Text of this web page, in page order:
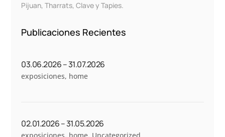
Pijuan, Tharrats, Clave y Tapies.
Publicaciones Recientes
03.06.2026 – 31.07.2026
exposiciones, home
02.01.2026 – 31.05.2026